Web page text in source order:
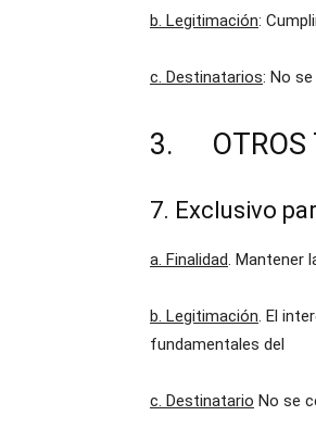
b. Legitimación:
c. Destinatarios: No
3. OTROS
7. Exclusivo
a. Finalidad. Mantener
b. Legitimación. El
fundamentales del
c. Destinatario No se